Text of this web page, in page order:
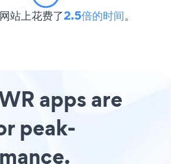
站上花费了2.5倍的时间。
apps are
peak-